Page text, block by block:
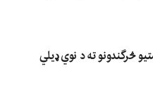
څرگندونو ته د نوي ډیلي